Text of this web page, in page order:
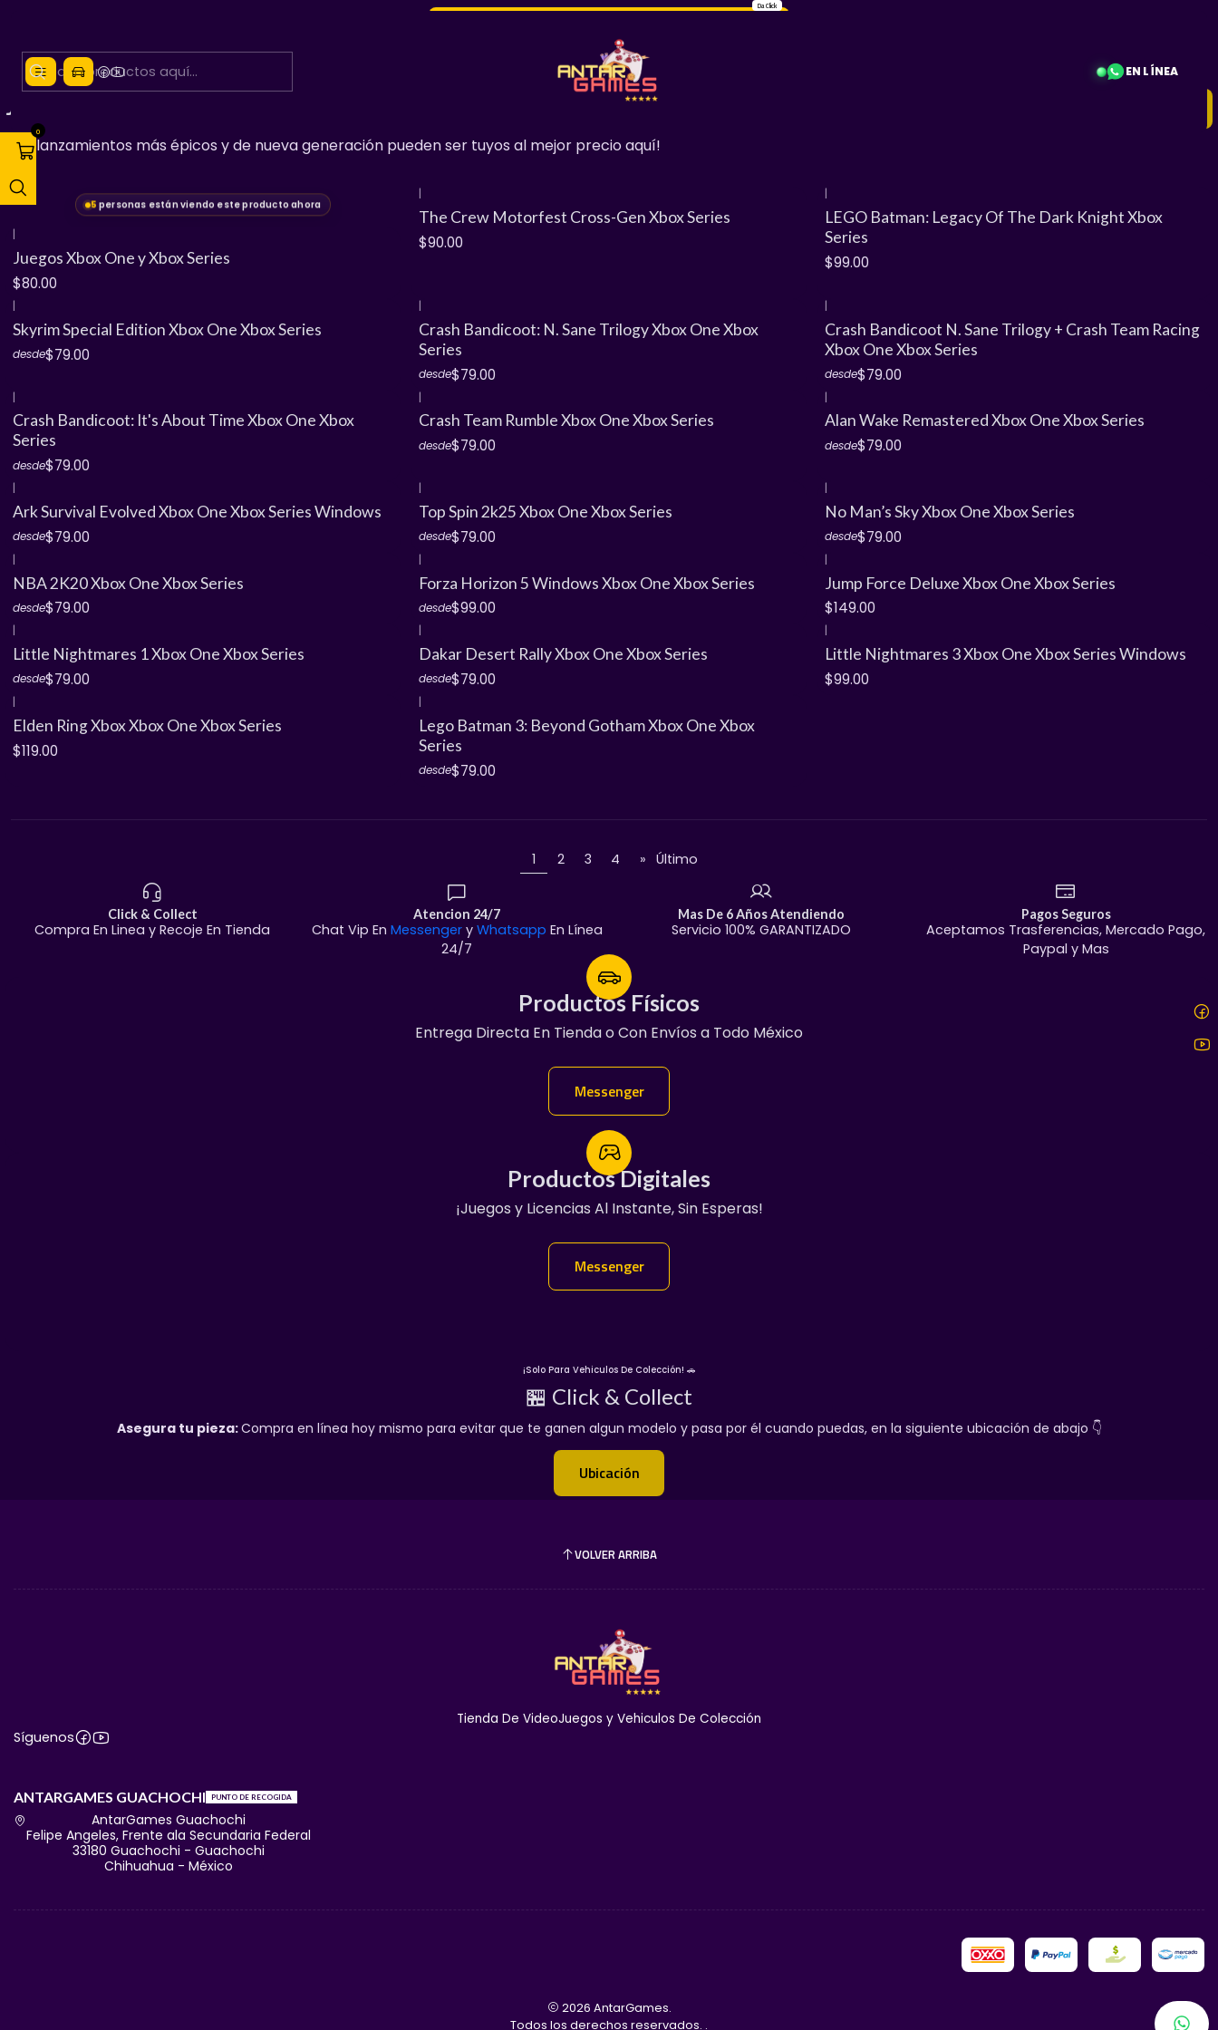
EN LÍNEA
0
Da Click
Juegos Xbox Series
¡Los lanzamientos más épicos y de nueva generación pueden ser tuyos al mejor precio aquí!
5 personas están viendo este producto ahora
|
Juegos Xbox One y Xbox Series
$80.00
|
The Crew Motorfest Cross-Gen Xbox Series
$90.00
|
LEGO Batman: Legacy Of The Dark Knight Xbox
Series
$99.00
|
Skyrim Special Edition Xbox One Xbox Series
desde$79.00
|
Crash Bandicoot: N. Sane Trilogy Xbox One Xbox
Series
desde$79.00
|
Crash Bandicoot N. Sane Trilogy + Crash Team Racing
Xbox One Xbox Series
desde$79.00
|
Crash Bandicoot: It's About Time Xbox One Xbox
Series
desde$79.00
|
Crash Team Rumble Xbox One Xbox Series
desde$79.00
|
Alan Wake Remastered Xbox One Xbox Series
desde$79.00
|
Ark Survival Evolved Xbox One Xbox Series Windows
desde$79.00
|
Top Spin 2k25 Xbox One Xbox Series
desde$79.00
|
No Man’s Sky Xbox One Xbox Series
desde$79.00
|
NBA 2K20 Xbox One Xbox Series
desde$79.00
|
Forza Horizon 5 Windows Xbox One Xbox Series
desde$99.00
|
Jump Force Deluxe Xbox One Xbox Series
$149.00
|
Little Nightmares 1 Xbox One Xbox Series
desde$79.00
|
Dakar Desert Rally Xbox One Xbox Series
desde$79.00
|
Little Nightmares 3 Xbox One Xbox Series Windows
$99.00
|
Elden Ring Xbox Xbox One Xbox Series
$119.00
|
Lego Batman 3: Beyond Gotham Xbox One Xbox
Series
desde$79.00
1 2 3 4 » Último
Click & Collect
Compra En Linea y Recoje En Tienda
Atencion 24/7
Chat Vip En Messengery Whatsapp En Línea
24/7
Mas De 6 Años Atendiendo
Servicio 100% GARANTIZADO
Pagos Seguros
Aceptamos Trasferencias, Mercado Pago,
Paypal y Mas
Productos Físicos
Entrega Directa En Tienda o Con Envíos a Todo México
Messenger
Productos Físicos
¡Servicio Garantizado!
Messenger
Productos Digitales
¡Juegos y Licencias Al Instante, Sin Esperas!
Messenger
Productos Digitales
100% Garantizado
¡Solo Para Vehiculos De Colección! 🚗
🏪 Click & Collect
Asegura tu pieza:Compra en línea hoy mismo para evitar que te ganen algun modelo y pasa por él cuando puedas, en la siguiente ubicación de abajo 👇
Ubicación
VOLVER ARRIBA
Tienda De VideoJuegos y Vehiculos De Colección
Síguenos
ANTARGAMES GUACHOCHI PUNTO DE RECOGIDA
AntarGames Guachochi
Felipe Angeles, Frente ala Secundaria Federal
33180 Guachochi - Guachochi
Chihuahua - México
2026 AntarGames.
Todos los derechos reservados. .